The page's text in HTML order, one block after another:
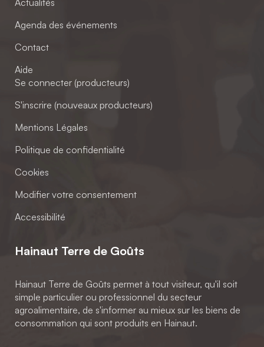
Actualités
Agenda des événements
Contact
Aide
Se connecter (producteurs)
S'inscrire (nouveaux producteurs)
Mentions Légales
Politique de confidentialité
Cookies
Modifier votre consentement
Accessibilité
Hainaut Terre de Goûts
Hainaut Terre de Goûts permet à tout visiteur, qu'il soit
simple particulier ou professionnel du secteur
agroalimentaire, de s'informer au mieux sur les biens de
consommation qui sont produits en Hainaut.